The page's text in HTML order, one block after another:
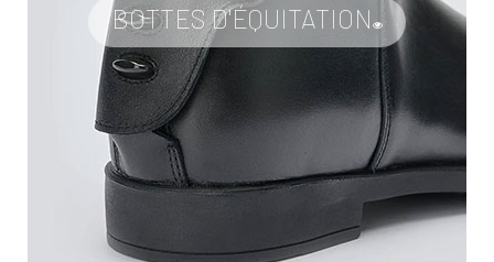
BOTTES D'ÉQUITATION